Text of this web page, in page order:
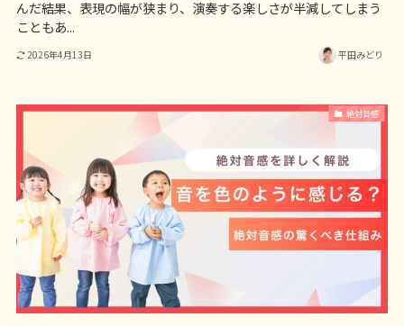
んだ結果、表現の幅が狭まり、演奏する楽しさが半減してしまう
こともあ...
2026年4月13日 平田みどり
絶対音感